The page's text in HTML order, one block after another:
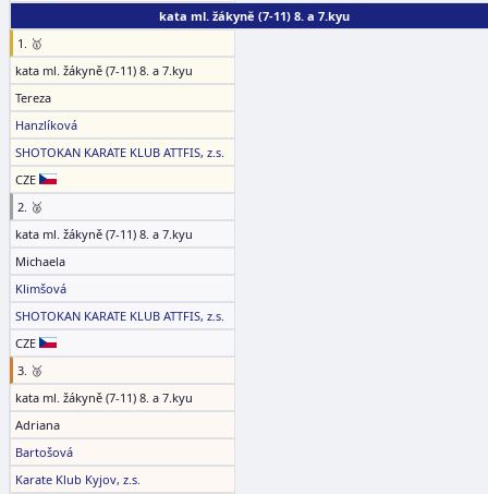
kata ml. žákyně (7-11) 8. a 7.kyu
1. 🥇
kata ml. žákyně (7-11) 8. a 7.kyu
Tereza
Hanzlíková
SHOTOKAN KARATE KLUB ATTFIS, z.s.
CZE
2. 🥈
kata ml. žákyně (7-11) 8. a 7.kyu
Michaela
Klimšová
SHOTOKAN KARATE KLUB ATTFIS, z.s.
CZE
3. 🥉
kata ml. žákyně (7-11) 8. a 7.kyu
Adriana
Bartošová
Karate Klub Kyjov, z.s.